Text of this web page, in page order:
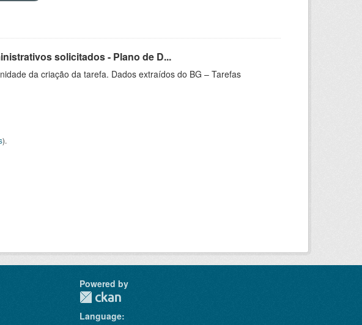
solicitados - Plano de D...
da criação da tarefa. Dados extraídos do BG – Tarefas
).
Powered by
Language